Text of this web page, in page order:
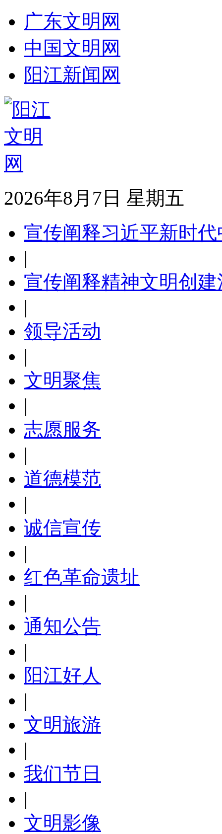
广东文明网
中国文明网
阳江新闻网
2026年8月7日 星期五
宣传阐释习近平新时
|
宣传阐释精神文明创建
|
领导活动
|
文明聚焦
|
志愿服务
|
道德模范
|
诚信宣传
|
红色革命遗址
|
通知公告
|
阳江好人
|
文明旅游
|
我们节日
|
文明影像